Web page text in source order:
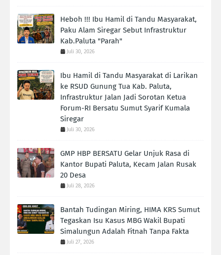
Heboh !!! Ibu Hamil di Tandu Masyarakat,
Paku Alam Siregar Sebut Infrastruktur
Kab.Paluta "Parah"
Juli 30, 2026
Ibu Hamil di Tandu Masyarakat di Larikan
ke RSUD Gunung Tua Kab. Paluta,
Infrastruktur Jalan Jadi Sorotan Ketua
Forum-RI Bersatu Sumut Syarif Kumala
Siregar
Juli 30, 2026
GMP HBP BERSATU Gelar Unjuk Rasa di
Kantor Bupati Paluta, Kecam Jalan Rusak
20 Desa
Juli 28, 2026
Bantah Tudingan Miring, HIMA KRS Sumut
Tegaskan Isu Kasus MBG Wakil Bupati
Simalungun Adalah Fitnah Tanpa Fakta
Juli 27, 2026